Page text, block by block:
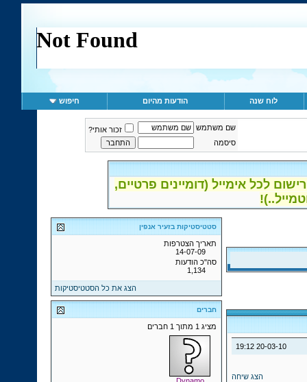
לוח שנה הודעות מהיום חיפוש
שם משתמש
זכור אותי?
סיסמה
לכל אימייל (דומיינים פרטיים,
20-03-10
19:12
הצג שיחה
סטטיסטיקות בזעיר אנפין
תאריך הצטרפות
14-07-09
סה"כ הודעות
1,134
הצג את כל הסטטיסטיקות
חברים
מציג 1 מתוך 1 חברים